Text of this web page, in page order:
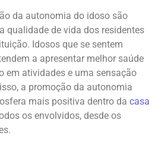
da autonomia do idoso são
qualidade de vida dos residentes
Idosos que se sentem
a apresentar melhor saúde
em atividades e uma sensação
a promoção da autonomia
mais positiva dentro da casa
os envolvidos, desde os